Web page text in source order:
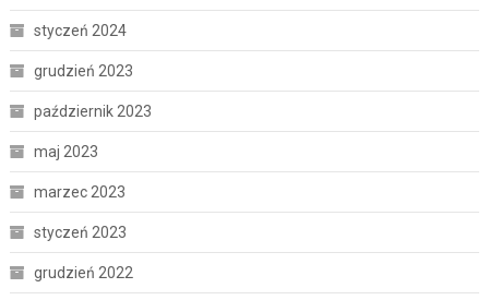
styczeń 2024
grudzień 2023
październik 2023
maj 2023
marzec 2023
styczeń 2023
grudzień 2022